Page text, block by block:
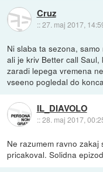
Cruz
::27. maj 2017,
Ni slaba ta sezona,
ali je kriv Better call
zaradi lepega vremena
vseeno pogledal do
IL_DIAVOLO
::28. maj 2017,
Ne razumem ravno
pricakoval. Solidna